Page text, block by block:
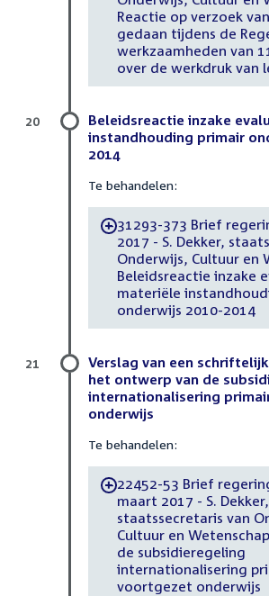
Reactie op verzoek
gedaan tijdens de
werkzaamheden van
over de werkdruk van
Beleidsreactie inzake
instandhouding primair
2014
Te behandelen:
-31293-373 Brief
2017 - S. Dekker,
Onderwijs, Cultuur en
Beleidsreactie inzake
materiële
onderwijs 2010-2014
20
Verslag van een
het ontwerp van de
internationalisering
onderwijs
Te behandelen:
-22452-53 Brief
maart 2017 - S. Dekker,
staatssecretaris van
Cultuur en
de subsidieregeling
internationalisering
voortgezet onderwijs
21